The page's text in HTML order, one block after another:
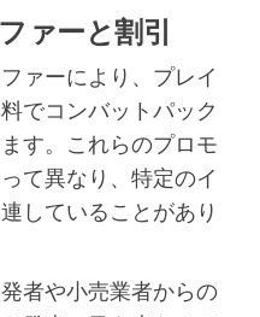
ァーと割引
ァーにより、プレイ
でコンバットパック
す。これらのプロモ
て異なり、特定のイ
していることがあり
者や小売業者からの